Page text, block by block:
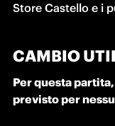
Store Castello e i
CAMBIO
Per questa
previsto per